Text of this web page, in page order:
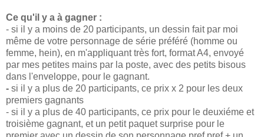
Ce qu'il y a à gagner :
- si il y a moins de 20 participants, un dessin fait par moi
même de votre personnage de série préféré (homme ou
femme, hein), en m'appliquant très fort, format A4, envoyé
par mes petites mains par la poste, avec des petits bisous
dans l'enveloppe, pour le gagnant.
- si il y a plus de 20 participants, ce prix x 2 pour les deux
premiers gagnants
- si il y a plus de 40 participants, ce prix pour le deuxiéme et
troisième gagnant, et un petit paquet surprise pour le